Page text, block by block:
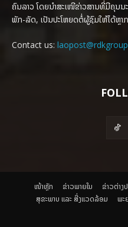
ຄົນລາວ ໂດຍນຳສະເໜີຂ່າວສານທີ່ມີຄຸນນ
ພັກ-ລັດ, ເປັນປະໂຫຍດຕໍ່ຜູ້ຊົມໃຫ້ໄດ້ຫຼາ
Contact us:
ໜ້າຫຼັກ ຂ່າວພາຍ​ໃນ ຂ່າວຕ່າງ
ສຸຂະພາບ ແລະ ສີ່ງແວດລ້ອມ
ພະ